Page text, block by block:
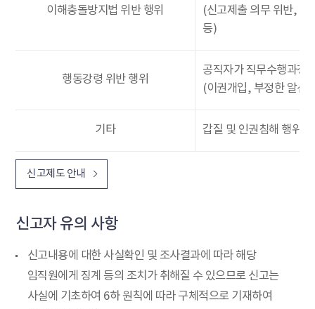
이해충돌방지법 위반 행위
(신고제출 의무 위반, 직
등)
행동강령 위반 행위
공직자가 직무수행과정
(이권개입, 부정한 알선
기타 갑질 및 인권침해 행위,
신고제도 안내
신고자 유의 사항
신고내용에 대한 사실확인 및 조사결과에 따라 해당
임직원에게 징계 등의 조치가 취해질 수 있으므로 신고는
사실에 기초하여 6하 원칙에 따라 구체적으로 기재하여